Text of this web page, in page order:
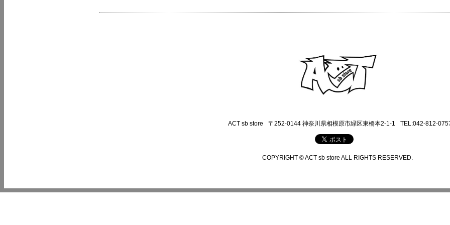
ACT sb store 〒252-0144 神奈川県相模原市緑区東橋本2-1-1 TEL:042-812-
COPYRIGHT © ACT sb store ALL RIGHTS RESERVED.